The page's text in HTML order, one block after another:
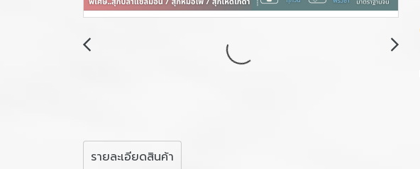
รายละเอียดสินค้า